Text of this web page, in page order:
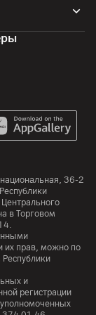
Link TL-
36-2
в Торговом
их прав, можно по
Республики
и
регистрации
уполномоченных